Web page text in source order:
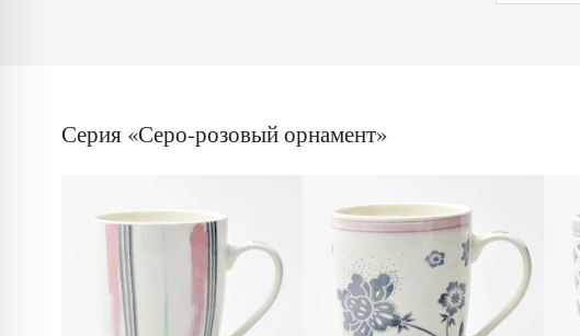
Серия «Серо-розовый орнамент»